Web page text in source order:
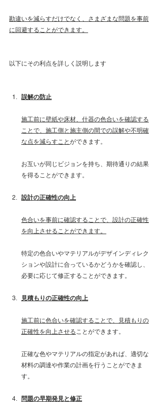
勘違いを減らすだけでなく、さまざまな問題を事前
に回避することができます。
以下にその利点を詳しく説明します
誤解の防止
施工前に壁紙や床材、什器の色合いを確認する
ことで、施工側と施主側の間での誤解や不明確
な点を減らすこと ができます。
お互いが同じビジョンを持ち、期待通りの結果
を得ることができます。
設計の正確性の向上
色合いを事前に確認することで、設計の正確性
を向上させることができます。
特定の色合いやマテリアルがデザインディレク
ションや設計に合っているかどうかを確認し、
必要に応じて修正することができます。
見積もりの正確性の向上
施工前に色合いを確認することで、見積もりの
正確性を向上させることができます。
正確な色やマテリアルの指定があれば、適切な
材料の調達や作業の計画を行うことができま
す。
問題の早期発見と修正